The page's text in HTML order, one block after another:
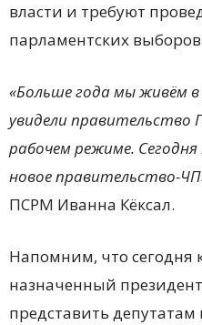
власти и требуют
парламентских
«Больше года мы живём
увидели правительство
рабочем режиме.
новое правительство-
ПСРМ Иванна Кёксал.
Напомним, что сегодня
назначенный
представить